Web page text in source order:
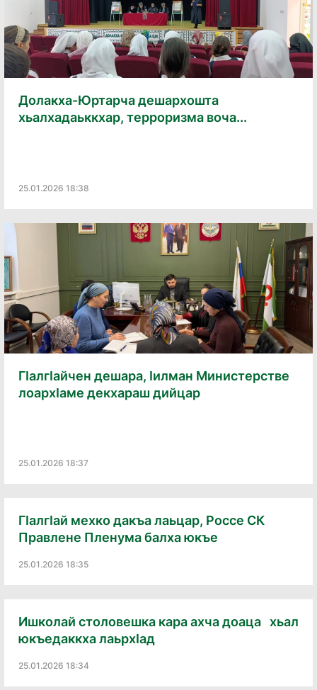
Долакха-Юртарча дешархошта
хьалхадаьккхар, терроризма воча...
25.01.2026 18:38
Гӏалгӏайчен дешара, ӏилман Министерстве
лоархӏаме декхараш дийцар
25.01.2026 18:37
Гӏалгӏай мехко дакъа лаьцар, Россе СК
Правлене Пленума балха юкъе
25.01.2026 18:35
Ишколай столовешка кара ахча доаца хьал
юкъедаккха лаьрхӀад
25.01.2026 18:34